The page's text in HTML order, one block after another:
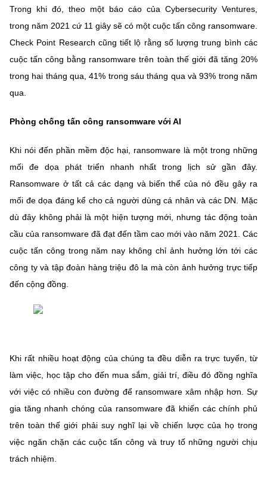
Trong khi đó, theo một báo cáo của Cybersecurity Ventures,
trong năm 2021 cứ 11 giây sẽ có một cuộc tấn công ransomware.
Check Point Research cũng tiết lộ rằng số lượng trung bình các
cuộc tấn công bằng ransomware trên toàn thế giới đã tăng 20%
trong hai tháng qua, 41% trong sáu tháng qua và 93% trong năm
qua.
Phòng chống tấn công ransomware với AI
Khi nói đến phần mềm độc hại, ransomware là một trong những
mối đe dọa phát triển nhanh nhất trong lịch sử gần đây.
Ransomware ở tất cả các dạng và biến thể của nó đều gây ra
mối đe dọa đáng kể cho cả người dùng cá nhân và các DN. Mặc
dù đây không phải là một hiện tượng mới, nhưng tác động toàn
cầu của ransomware đã đạt đến tầm cao mới vào năm 2021. Các
cuộc tấn công trong năm nay không chỉ ảnh hưởng lớn tới các
công ty và tập đoàn hàng triệu đô la mà còn ảnh hưởng trực tiếp
đến cộng đồng.
Khi rất nhiều hoạt động của chúng ta đều diễn ra trực tuyến, từ
làm việc, học tập cho đến mua sắm, giải trí, điều đó đồng nghĩa
với việc có nhiều con đường để ransomware xâm nhập hơn. Sự
gia tăng nhanh chóng của ransomware đã khiến các chính phủ
trên toàn thế giới phải suy nghĩ lại về chiến lược của họ trong
việc ngăn chặn các cuộc tấn công và truy tố những người chịu
trách nhiệm.